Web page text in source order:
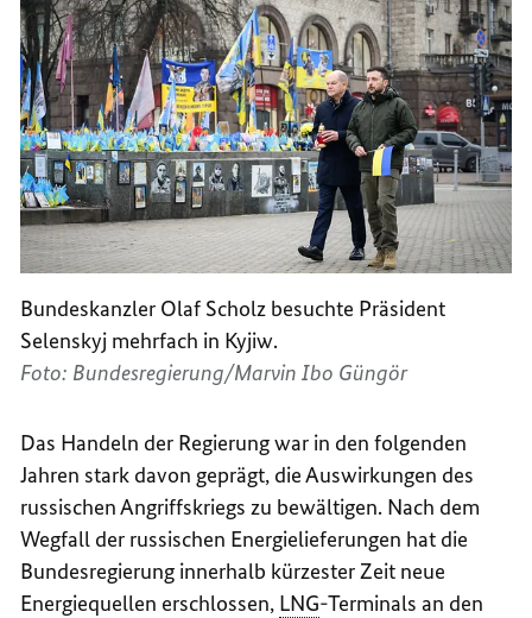
Bundeskanzler Olaf Scholz besuchte Präsident
Selenskyj mehrfach in Kyjiw.
Foto: Bundesregierung/Marvin Ibo Güngör
Das Handeln der Regierung war in den folgenden
Jahren stark davon geprägt, die Auswirkungen des
russischen Angriffskriegs zu bewältigen. Nach dem
Wegfall der russischen Energielieferungen hat die
Bundesregierung innerhalb kürzester Zeit neue
Energiequellen erschlossen, LNG-Terminals an den